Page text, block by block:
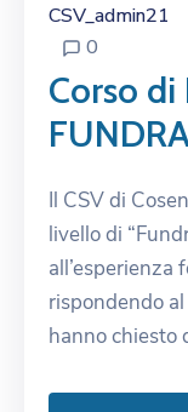
CSV_admin21
0
Corso
Il CSV di
livello di
all’esperienza
rispondendo
hanno chiesto